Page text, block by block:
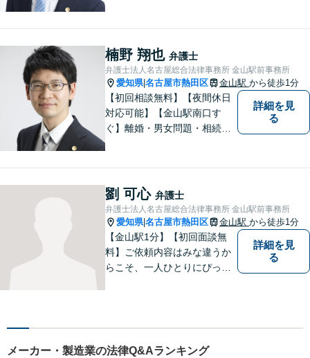
ーションを重視し、情報連携
を図りながら納得の解決へと
導いてまいります。
楠野 翔也 弁護士
弁護士法人名古屋総合法律事務所 金山駅前事務所
愛知県|名古屋市熱田区 金山駅 から徒歩1分
【初回相談無料】【夜間休日
対応可能】【金山駅南口す
ぐ】離婚・男女問題・相続・
詳細を見
る
劉 可心 弁護士
弁護士法人名古屋総合法律事務所 金山駅前事務所
愛知県|名古屋市熱田区 金山駅 から徒歩1分
【金山駅1分】【初回面談無
料】ご依頼内容はみな違うか
らこそ、一人ひとりにぴった
ます。誰にも話せず抱えてき
た不安を、どうぞお聞かせく
詳細を見
る
メーカー・製造業の法律Q&Aランキング